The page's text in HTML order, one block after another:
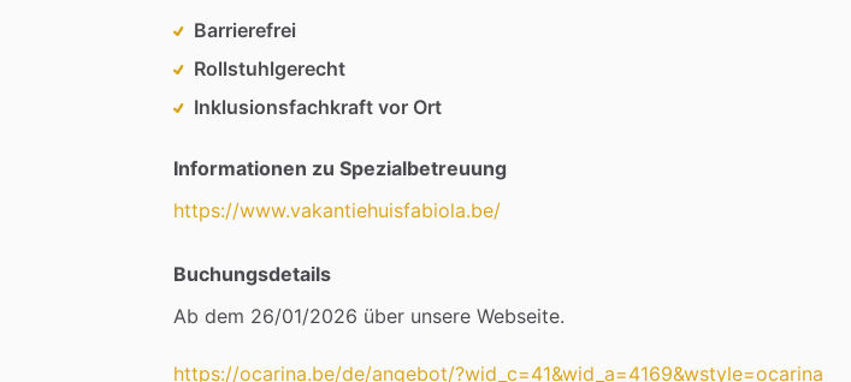
Barrierefrei
Rollstuhlgerecht
Inklusionsfachkraft vor Ort
Informationen zu Spezialbetreuung
https://www.vakantiehuisfabiola.be/
Buchungsdetails
Ab dem 26​/​01​/​2026 über unsere Webseite.
https://ocarina.be/de/angebot/?wid_c=41&wid_a=4169&wstyle=ocarina